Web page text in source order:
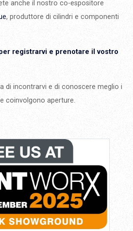
anche il nostro co-espositore
, produttore di cilindri e componenti
registrarvi e prenotare il vostro
di incontrarvi e di conoscere meglio i
coinvolgono aperture.